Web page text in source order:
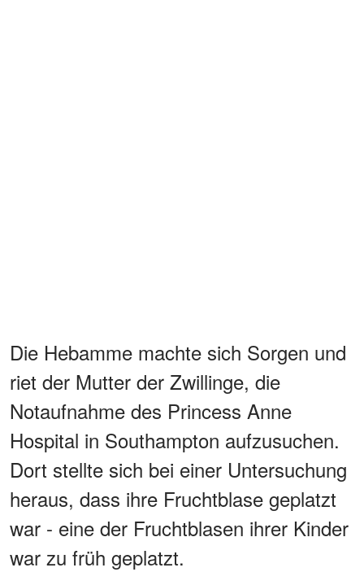
Die Hebamme machte sich Sorgen und
riet der Mutter der Zwillinge, die
Notaufnahme des Princess Anne
Hospital in Southampton aufzusuchen.
Dort stellte sich bei einer Untersuchung
heraus, dass ihre Fruchtblase geplatzt
war - eine der Fruchtblasen ihrer Kinder
war zu früh geplatzt.